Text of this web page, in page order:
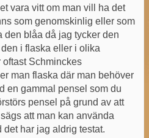
vara vitt om man vill ha det
som genomskinlig eller som
den blåa då jag tycker den
i flaska eller i olika
oftast Schminckes
man flaska där man behöver
en gammal pensel som du
pensel på grund av att
att man kan använda
har jag aldrig testat.